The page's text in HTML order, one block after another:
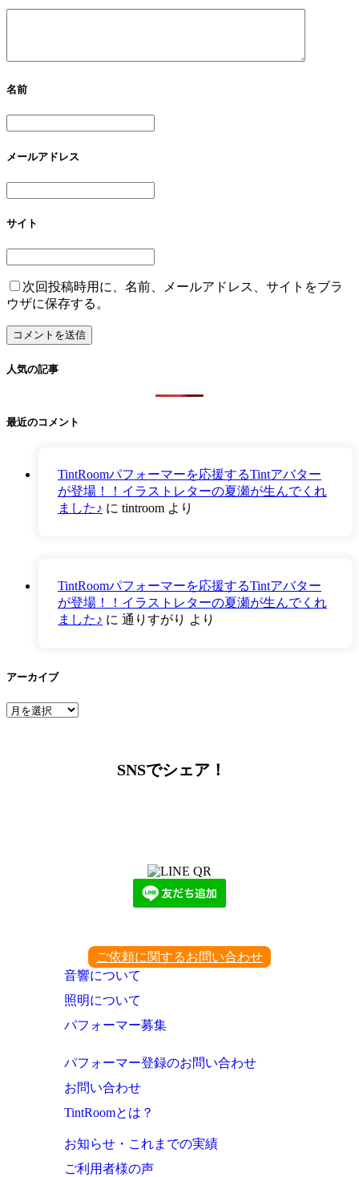
名前
メールアドレス
サイト
次回投稿時用に、名前、メールアドレス、サイトをブラ
ウザに保存する。
人気の記事
最近のコメント
TintRoomパフォーマーを応援するTintアバター
が登場！！イラストレターの夏瀬が生んでくれ
ました♪ に tintroom より
TintRoomパフォーマーを応援するTintアバター
が登場！！イラストレターの夏瀬が生んでくれ
ました♪ に 通りすがり より
アーカイブ
ア
SNSでシェア！
ご依頼に関するお問い合わせ
音響について
照明について
パフォーマー募集
パフォーマー登録のお問い合わせ
お問い合わせ
TintRoomとは？
お知らせ・これまでの実績
ご利用者様の声